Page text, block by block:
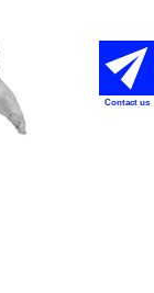
Contact us